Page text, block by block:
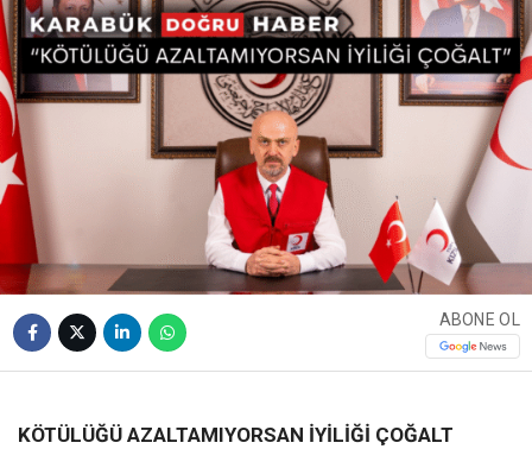
ABONE OL
KÖTÜLÜĞÜ AZALTAMIYORSAN İYİLİĞİ ÇOĞALT